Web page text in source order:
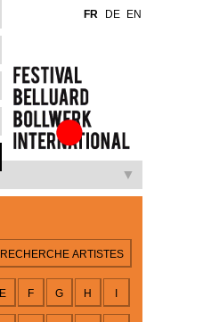
Festival Belluard
International
E F G H
FR DE EN